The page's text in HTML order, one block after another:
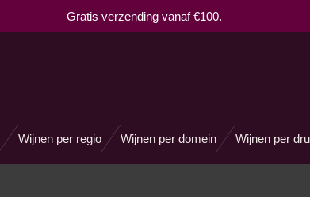
Gratis verzending vanaf €100.
Wijnen per regio Wijnen per domein Wijnen per